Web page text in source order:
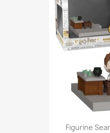
Figurine